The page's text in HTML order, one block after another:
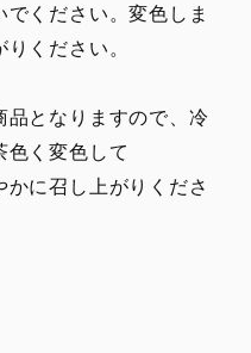
でください。変色しま
ください。
品となりますので、冷
色く変色して
に召し上がりくださ